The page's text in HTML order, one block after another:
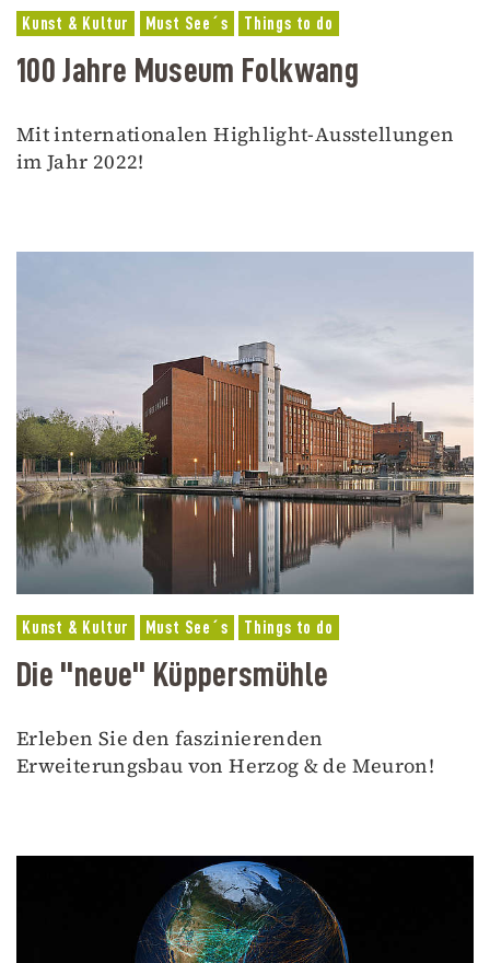
Kunst & Kultur Must See´s Things to do
100 Jahre Museum Folkwang
Mit internationalen Highlight-Ausstellungen
im Jahr 2022!
Kunst & Kultur Must See´s Things to do
Die "neue" Küppersmühle
Erleben Sie den faszinierenden
Erweiterungsbau von Herzog & de Meuron!